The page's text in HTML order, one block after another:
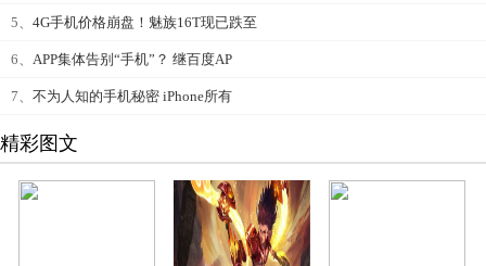
5、 4G手机价格崩盘！魅族16T现已跌至
6、 APP集体告别“手机”？ 继百度AP
7、 不为人知的手机秘密 iPhone所有
精彩图文